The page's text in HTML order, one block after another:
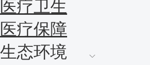
医疗卫生
医疗保障
生态环境